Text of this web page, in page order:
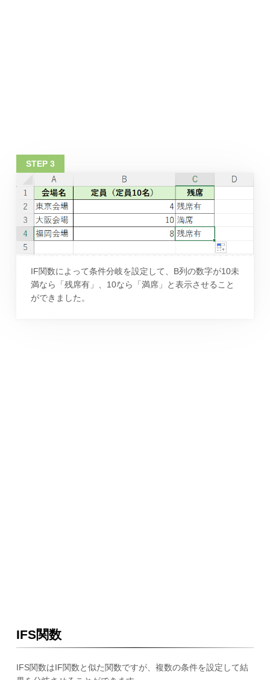
IF関数によって条件分岐を設定して、B列の数字が10未
満なら「残席有」、10なら「満席」と表示させること
ができました。
IFS関数
IFS関数はIF関数と似た関数ですが、複数の条件を設定して結